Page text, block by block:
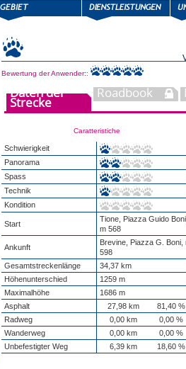
Bewertung der Anwender::
Daten der
Strecke
Roadbook
Caratteristiche
Schwierigkeit
Panorama
Spass
Technik
Kondition
Start
Tione, Piazza Guido Boni,
m 568
Ankunft
Brevine, Piazza G. Boni,
598
Gesamtstreckenlänge
34,37 km
Höhenunterschied
1259 m
Maximalhöhe
1686 m
Asphalt
27,98 km
81,40 %
Radweg
0,00 km
0,00 %
Wanderweg
0,00 km
0,00 %
Unbefestigter Weg
6,39 km 18,60 %